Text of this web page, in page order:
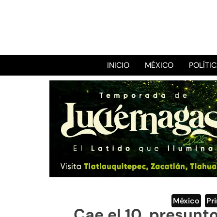
INICIO MÉXICO
México